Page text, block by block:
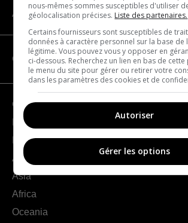
About us
CATEGORIES
Geography
France
Europe
Americas
Asia
Africa
Oceania
nous-mêmes sommes susceptibles d'utiliser
géolocalisation précises. Liste des partenaires.
Certains fournisseurs sont susceptibles de
données à caractère personnel sur la base de
légitime. Vous pouvez vous y opposer en
ci-dessous. Recherchez un lien en bas de
le menu du site pour gérer ou retirer votre
dans les paramètres des cookies et de
Autoriser
Gérer les options